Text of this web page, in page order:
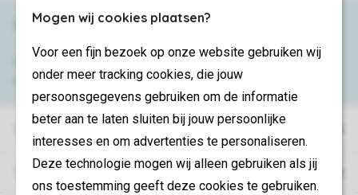
Mogen wij cookies plaatsen?
Voor een fijn bezoek op onze website gebruiken wij
onder meer tracking cookies, die jouw
persoonsgegevens gebruiken om de informatie
beter aan te laten sluiten bij jouw persoonlijke
interesses en om advertenties te personaliseren.
Deze technologie mogen wij alleen gebruiken als jij
ons toestemming geeft deze cookies te gebruiken.
Type de vacances
Besoin d’aide ?
Consultez la foire aux questions
contactez notre Contact Center.